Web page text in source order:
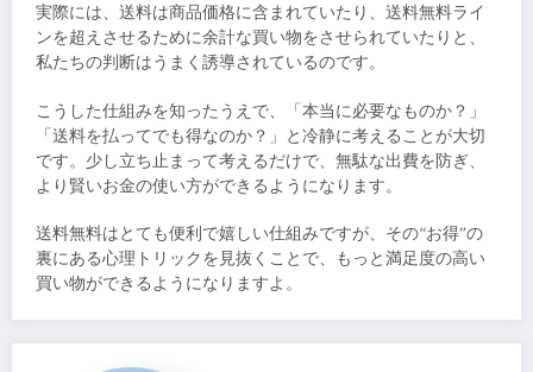
実際には、送料は商品価格に含まれていたり、送料無料ライ
ンを超えさせるために余計な買い物をさせられていたりと、
私たちの判断はうまく誘導されているのです。
こうした仕組みを知ったうえで、「本当に必要なものか？」
「送料を払ってでも得なのか？」と冷静に考えることが大切
です。少し立ち止まって考えるだけで、無駄な出費を防ぎ、
より賢いお金の使い方ができるようになります。
送料無料はとても便利で嬉しい仕組みですが、その“お得”の
裏にある心理トリックを見抜くことで、もっと満足度の高い
買い物ができるようになりますよ。